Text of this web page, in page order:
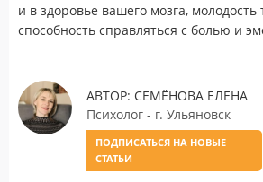
и в здоровье вашего мозга,
способность справляться с болью и
АВТОР: СЕМЁНОВА ЕЛЕНА
Психолог - г. Ульяновск
ПОДПИСАТЬСЯ НА НОВЫЕ
СТАТЬИ